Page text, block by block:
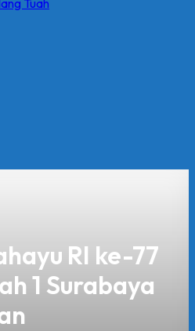
Tuah
RI ke-77
1 Surabaya